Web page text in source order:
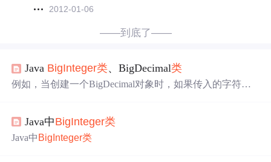
2012-01-06
——到底了——
Java BigInteger类、BigDecimal类
例如，当创建一个BigDecimal对象时，如果传入的字符串
些数字，并且记录下小数点后有四位数字。这个数组是按
照从最低位到最高位的顺序存储的，即数组的第一个元素
Java中BigInteger类
Java中 BigInteger类